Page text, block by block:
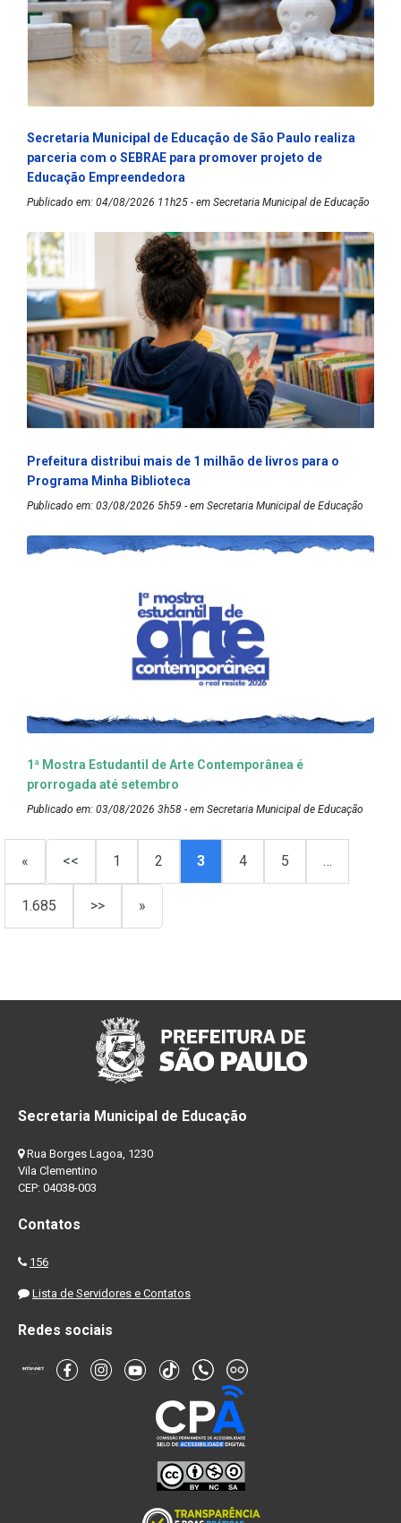
Secretaria Municipal de Educação de São Paulo realiza
parceria com o SEBRAE para promover projeto de
Educação Empreendedora
Publicado em: 04/08/2026 11h25 - em Secretaria Municipal de Educação
Prefeitura distribui mais de 1 milhão de livros para o
Programa Minha Biblioteca
Publicado em: 03/08/2026 5h59 - em Secretaria Municipal de Educação
1ª Mostra Estudantil de Arte Contemporânea é
prorrogada até setembro
Publicado em: 03/08/2026 3h58 - em Secretaria Municipal de Educação
« << 1 2 3 4 5 …
1.685 >> »
Secretaria Municipal de Educação
Rua Borges Lagoa, 1230
Vila Clementino
CEP: 04038-003
Contatos
156
Lista de Servidores e Contatos
Redes sociais